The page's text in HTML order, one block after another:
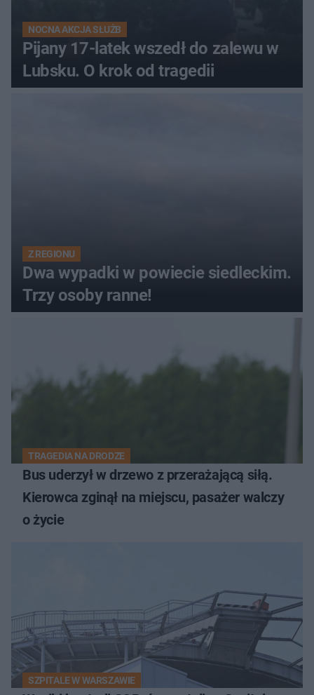
NOCNA AKCJA SŁUŻB
Pijany 17-latek wszedł do zalewu w
Lubsku. O krok od tragedii
Z REGIONU
Dwa wypadki w powiecie siedleckim.
Trzy osoby ranne!
TRAGEDIA NA DRODZE
Bus uderzył w drzewo z przerażającą siłą.
Kierowca zginął na miejscu, pasażer walczy
o życie
SZPITALE W WARSZAWIE